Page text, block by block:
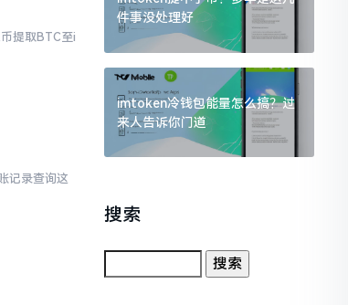
提取BTC至i
记录查询这
件事没处理好
imtoken冷钱包能量怎么搞？过
来人告诉你门道
搜索